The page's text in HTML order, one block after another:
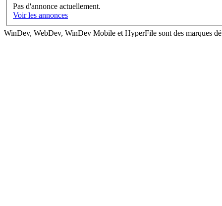
Pas d'annonce actuellement.
Voir les annonces
WinDev, WebDev, WinDev Mobile et HyperFile sont des marques